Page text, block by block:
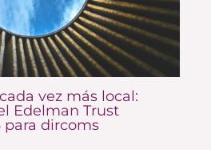
vez más local:
Edelman Trust
para dircoms